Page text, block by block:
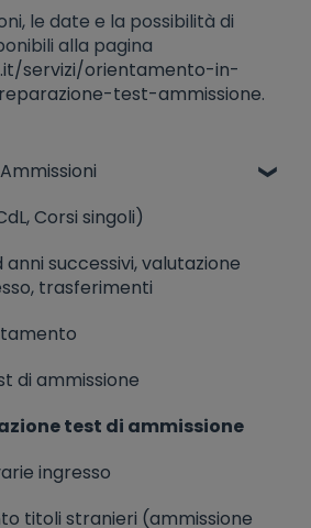
le date e la possibilità di
alla pagina
servizi/orientamento-in-
test-ammissione.
Corsi singoli)
anni successivi, valutazione
trasferimenti
di ammissione
test di ammissione
ingresso
titoli stranieri (ammissione